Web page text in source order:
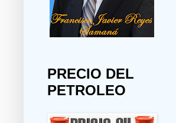
PRECIO DEL
PETROLEO